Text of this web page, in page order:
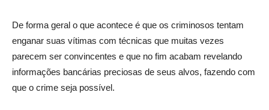
De forma geral o que acontece é que os criminosos tentam
enganar suas vítimas com técnicas que muitas vezes
parecem ser convincentes e que no fim acabam revelando
informações bancárias preciosas de seus alvos, fazendo com
que o crime seja possível.